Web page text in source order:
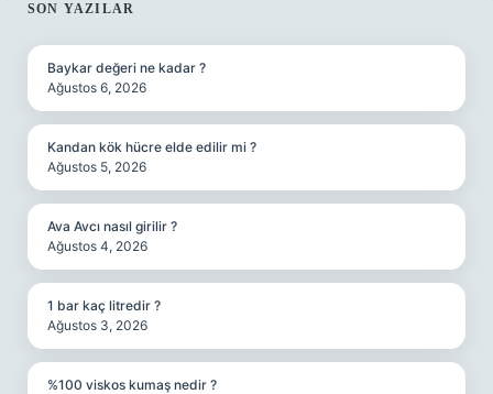
SIDEBAR
SON YAZILAR
Baykar değeri ne kadar ?
Ağustos 6, 2026
Kandan kök hücre elde edilir mi ?
Ağustos 5, 2026
Ava Avcı nasıl girilir ?
Ağustos 4, 2026
1 bar kaç litredir ?
Ağustos 3, 2026
%100 viskos kumaş nedir ?